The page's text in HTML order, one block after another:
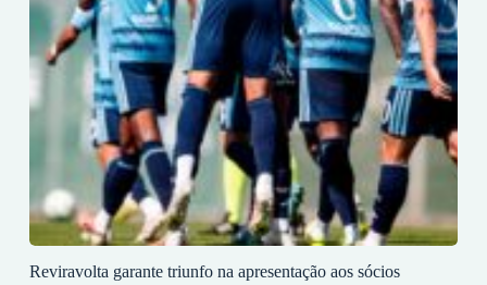
Reviravolta garante triunfo na apresentação aos sócios